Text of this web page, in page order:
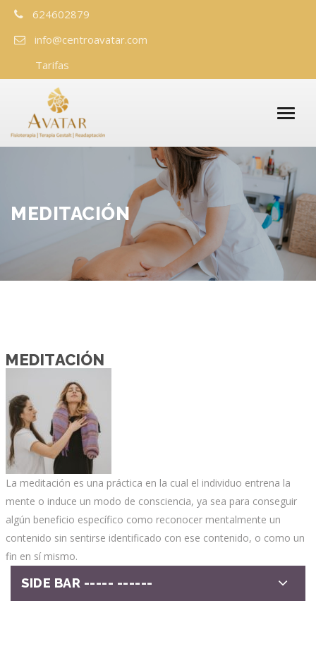
624602879
info@centroavatar.com
Tarifas
MEDITACIÓN
MEDITACIÓN
La meditación es una práctica en la cual el individuo entrena la
mente o induce un modo de consciencia, ya sea para conseguir
algún beneficio específico como reconocer mentalmente un
contenido sin sentirse identificado con ese contenido, o como un
fin en sí mismo.
SIDE BAR ----- ------